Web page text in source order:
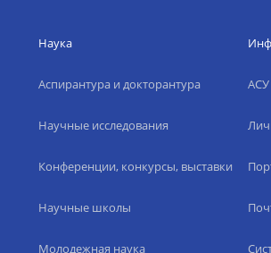
Наука
Аспирантура и докторантура
Научные исследования
Конференции, конкурсы, выставки
Научные школы
Молодежная наука
АСУ